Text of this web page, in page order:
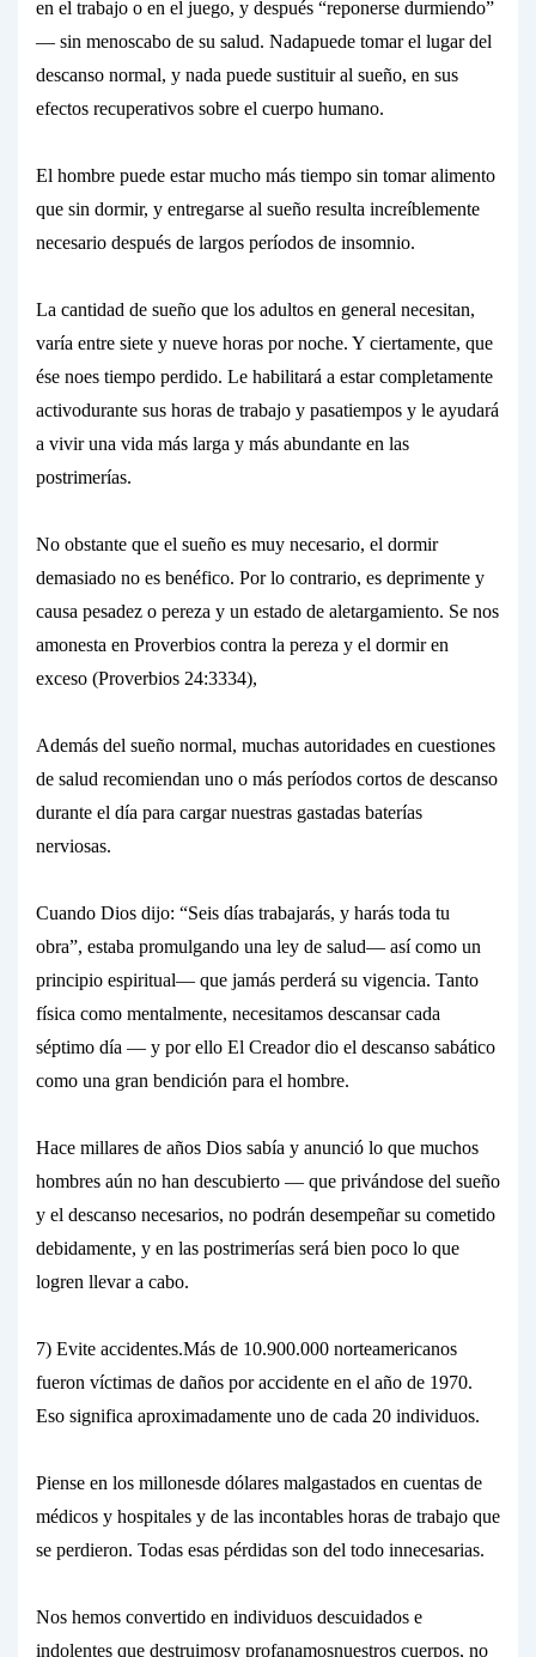
en el trabajo o en el juego, y después “reponerse durmiendo”
— sin menoscabo de su salud. Nadapuede tomar el lugar del
descanso normal, y nada puede sustituir al sueño, en sus
efectos recuperativos sobre el cuerpo humano.
El hombre puede estar mucho más tiempo sin tomar alimento
que sin dormir, y entregarse al sueño resulta increíblemente
necesario después de largos períodos de insomnio.
La cantidad de sueño que los adultos en general necesitan,
varía entre siete y nueve horas por noche. Y ciertamente, que
ése noes tiempo perdido. Le habilitará a estarcompletamente
activodurante sus horas de trabajo y pasatiempos y le ayudará
a vivir una vida más larga y más abundante en las
postrimerías.
No obstante que el sueño es muy necesario, el dormir
demasiado no es benéfico. Por lo contrario, es deprimente y
causa pesadez o pereza y un estado de aletargamiento. Se nos
amonesta en Proverbios contra la pereza y el dormir en
exceso (Proverbios 24:3334),
Además del sueño normal, muchas autoridades en cuestiones
de salud recomiendan uno o más períodos cortos de descanso
durante el día para cargar nuestras gastadas baterías
nerviosas.
Cuando Dios dijo: “Seis días trabajarás, y harás toda tu
obra”, estaba promulgando una ley de salud— así como un
principio espiritual— que jamás perderá su vigencia. Tanto
física como mentalmente, necesitamos descansar cada
séptimo día — y por ello El Creador dio el descanso sabático
como una gran bendición para el hombre.
Hace millares de años Dios sabía y anunció lo que muchos
hombres aún no han descubierto — que privándose del sueño
y el descanso necesarios, no podrán desempeñar su cometido
debidamente, y en las postrimerías será bien poco lo que
logren llevar a cabo.
7) Evite accidentes.Más de 10.900.000 norteamericanos
fueron víctimas de daños por accidente en el año de 1970.
Eso significa aproximadamente uno de cada 20 individuos.
Piense en los millonesde dólares malgastados en cuentas de
médicos y hospitales y de las incontables horas de trabajo que
se perdieron. Todas esas pérdidas son del todo innecesarias.
Nos hemos convertido en individuos descuidados e
indolentes que destruimosy profanamosnuestros cuerpos, no